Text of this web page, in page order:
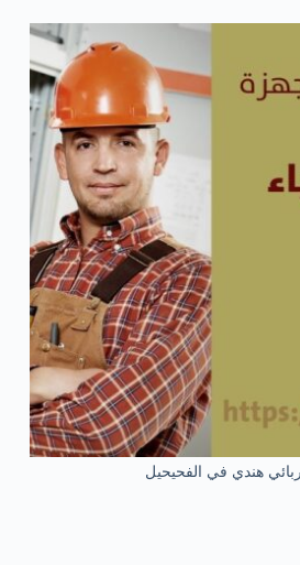
هندي في الفحيحيل